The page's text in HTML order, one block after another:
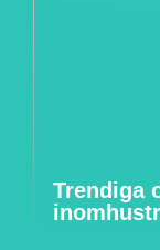
Trendiga